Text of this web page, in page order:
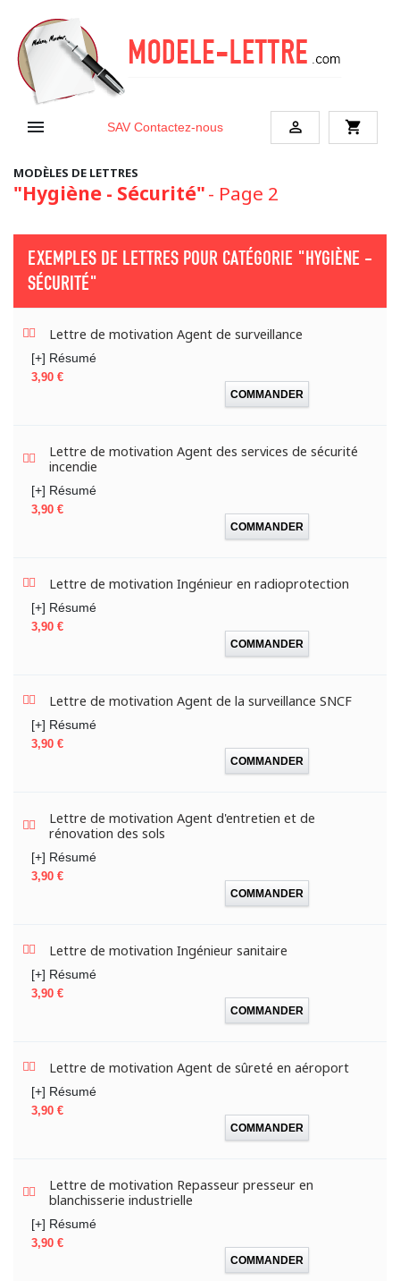
 SAV Contactez-nous  shopping_cart
MODÈLES DE LETTRES
"Hygiène - Sécurité"- Page 2
EXEMPLES DE LETTRES POUR CATÉGORIE "HYGIÈNE -
SÉCURITÉ"
Lettre de motivation Agent de surveillance
[+] Résumé
Prix
3,90 €
COMMANDER
Lettre de motivation Agent des services de sécurité
incendie
[+] Résumé
Prix
3,90 €
COMMANDER
Lettre de motivation Ingénieur en radioprotection
[+] Résumé
Prix
3,90 €
COMMANDER
Lettre de motivation Agent de la surveillance SNCF
[+] Résumé
Prix
3,90 €
COMMANDER
Lettre de motivation Agent d'entretien et de
rénovation des sols
[+] Résumé
Prix
3,90 €
COMMANDER
Lettre de motivation Ingénieur sanitaire
[+] Résumé
Prix
3,90 €
COMMANDER
Lettre de motivation Agent de sûreté en aéroport
[+] Résumé
Prix
3,90 €
COMMANDER
Lettre de motivation Repasseur presseur en
blanchisserie industrielle
[+] Résumé
Prix
3,90 €
COMMANDER